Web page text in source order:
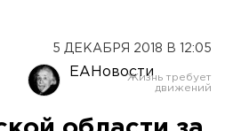
5 ДЕКАБРЯ 2018 В 12:05
ЕАНовости